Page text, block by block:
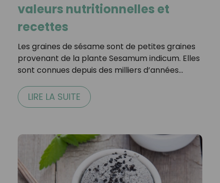
valeurs nutritionnelles et
recettes
Les graines de sésame sont de petites graines
provenant de la plante Sesamum indicum. Elles
sont connues depuis des milliers d’années…
LIRE LA SUITE